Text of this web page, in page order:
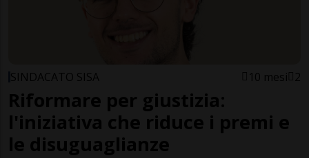
SINDACATO SISA 10 mesi 2
Riformare per giustizia:
l'iniziativa che riduce i premi e
le disuguaglianze